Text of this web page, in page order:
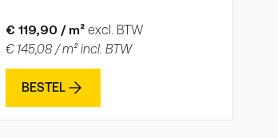
€ 119,90 / m² excl. BTW
€ 145,08 / m² incl. BTW
BESTEL